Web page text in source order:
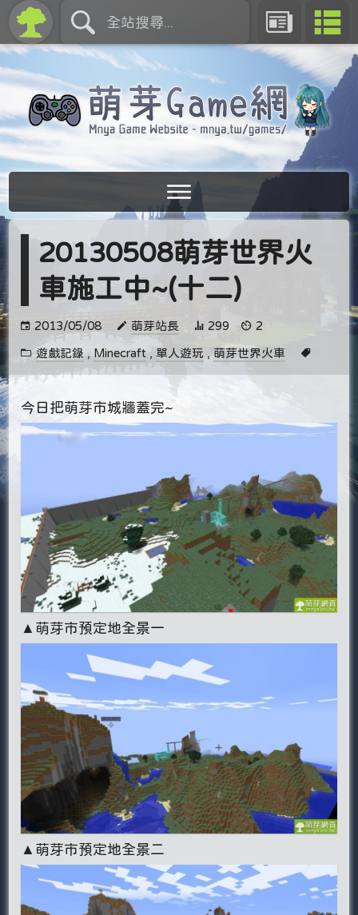
20130508萌芽世界火
車施工中~(十二)
2013/05/08 萌芽站長 299 2
遊戲記錄 , Minecraft , 單人遊玩 , 萌芽世界火車
今日把萌芽市城牆蓋完~
▲萌芽市預定地全景一
▲萌芽市預定地全景二